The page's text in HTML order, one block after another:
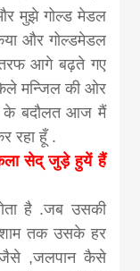
मुझे गोल्ड मेडल
और गोल्डमेडल
तरफ आगे बढ़ते गए
मन्जिल की ओर
के बदौलत आज मैं
रहा हूँ .
सेद् जुड़े हुयें हैं
है .जब उसकी
शाम तक उसके हर
.जैसे ,जलपान कैसे